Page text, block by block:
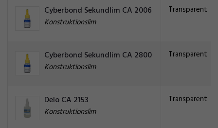
Cyberbond Sekundlim CA 2006
Konstruktionslim
Transparent
Cyberbond Sekundlim CA 2800
Konstruktionslim
Transparent
Delo CA 2153
Konstruktionslim
Transparent